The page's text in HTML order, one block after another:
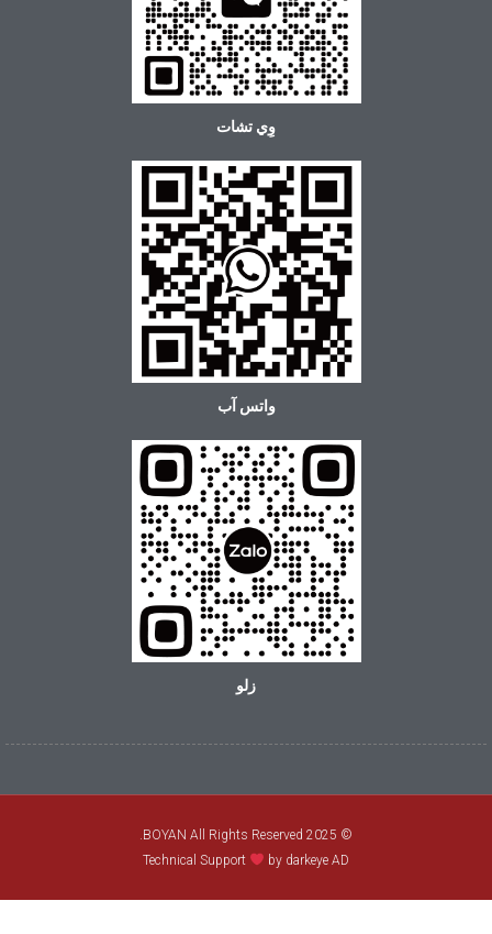
وِي تشات
واتس آب
زلو
© 2025 BOYAN All Rights Reserved.
Technical Support
by darkeye AD